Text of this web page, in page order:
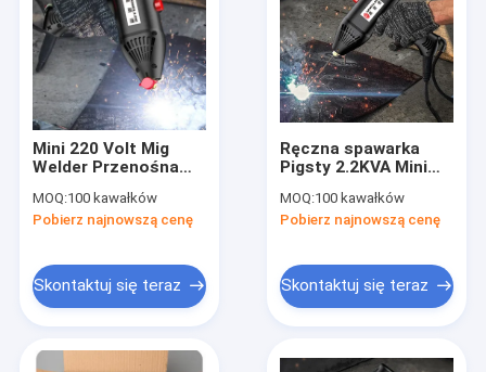
Filmy
Pokaz VR
O nas
Kontrola jakości
Skontaktuj się z nami
Poprosić o wycenę
Mini 220 Volt Mig
Welder Przenośna
użytku domowego
MOQ:100 kawałków
Pobierz najnowszą cenę
Skontaktuj się teraz
Ręczna spawarka
Pigsty 2.2KVA Mini
Easy Carry
MOQ:100 kawałków
Pobierz najnowszą cenę
Skontaktuj się teraz